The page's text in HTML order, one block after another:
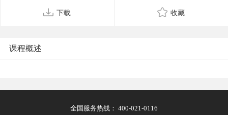
下载 收藏
课程概述
全国服务热线： 400-021-0116